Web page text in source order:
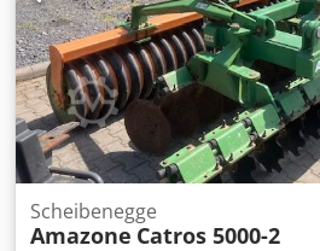
Scheibenegge
Amazone Catros 5000-2